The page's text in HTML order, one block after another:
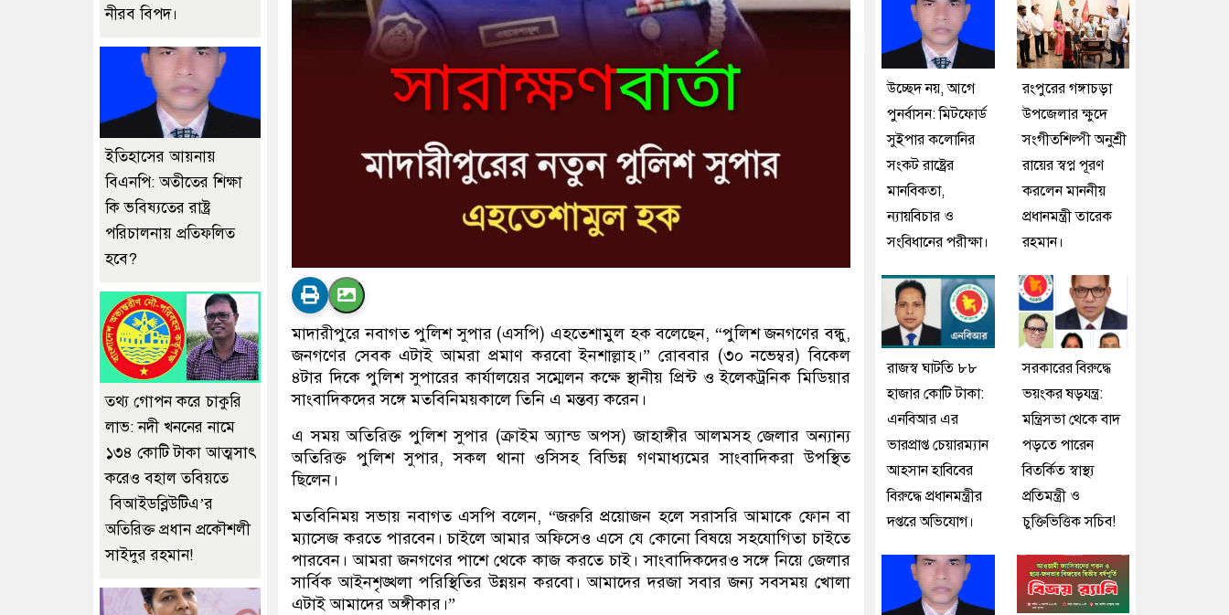
মাদারীপুরে নবাগত পুলিশ সুপার (এসপি) এহতেশামুল হক বলেছেন, “পুলিশ জনগণের বন্ধু,
জনগণের সেবক এটাই আমরা প্রমাণ করবো ইনশাল্লাহ।” রোববার (৩০ নভেম্বর) বিকেল
৪টার দিকে পুলিশ সুপারের কার্যালয়ের সম্মেলন কক্ষে স্থানীয় প্রিন্ট ও ইলেকট্রনিক মিডিয়ার
সাংবাদিকদের সঙ্গে মতবিনিময়কালে তিনি এ মন্তব্য করেন।
এ সময় অতিরিক্ত পুলিশ সুপার (ক্রাইম অ্যান্ড অপস) জাহাঙ্গীর আলমসহ জেলার অন্যান্য
অতিরিক্ত পুলিশ সুপার, সকল থানা ওসিসহ বিভিন্ন গণমাধ্যমের সাংবাদিকরা উপস্থিত
ছিলেন।
মতবিনিময় সভায় নবাগত এসপি বলেন, “জরুরি প্রয়োজন হলে সরাসরি আমাকে ফোন বা
ম্যাসেজ করতে পারবেন। চাইলে আমার অফিসেও এসে যে কোনো বিষয়ে সহযোগিতা চাইতে
পারবেন। আমরা জনগণের পাশে থেকে কাজ করতে চাই। সাংবাদিকদেরও সঙ্গে নিয়ে জেলার
সার্বিক আইনশৃঙ্খলা পরিস্থিতির উন্নয়ন করবো। আমাদের দরজা সবার জন্য সবসময় খোলা
এটাই আমাদের অঙ্গীকার।”
নীরব বিপদ।
ইতিহাসের আয়নায়
বিএনপি: অতীতের শিক্ষা
কি ভবিষ্যতের রাষ্ট্র
পরিচালনায় প্রতিফলিত
হবে?
তথ্য গোপন করে চাকুরি
লাভ: নদী খননের নামে
১৩৪ কোটি টাকা আত্মসাৎ
করেও বহাল তবিয়তে
বিআইডব্লিউটিএ’র
অতিরিক্ত প্রধান প্রকৌশলী
সাইদুর রহমান!
উচ্ছেদ নয়, আগে
পুনর্বাসন: মিটফোর্ড
সুইপার কলোনির
সংকট রাষ্ট্রের
মানবিকতা,
ন্যায়বিচার ও
সংবিধানের পরীক্ষা।
রংপুরের গঙ্গাচড়া
উপজেলার ক্ষুদে
সংগীতশিল্পী অনুশ্রী
রায়ের স্বপ্ন পূরণ
করলেন মাননীয়
প্রধানমন্ত্রী তারেক
রহমান।
রাজস্ব ঘাটতি ৮৮
হাজার কোটি টাকা:
এনবিআর এর
ভারপ্রাপ্ত চেয়ারম্যান
আহসান হাবিবের
বিরুদ্ধে প্রধানমন্ত্রীর
দপ্তরে অভিযোগ।
সরকারের বিরুদ্ধে
ভয়ংকর ষড়যন্ত্র:
মন্ত্রিসভা থেকে বাদ
পড়তে পারেন
বিতর্কিত স্বাস্থ্য
প্রতিমন্ত্রী ও
চুক্তিভিত্তিক সচিব!